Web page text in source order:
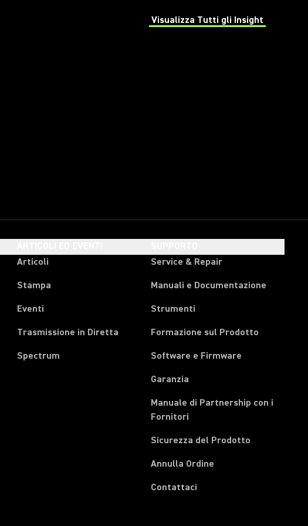
Visualizza Tutti gli Insight
(Opens in a new tab)
Articoli
Stampa
Eventi
Trasmissione in Diretta
Spectrum
Service & Repair
Manuali e Documentazione
Strumenti
Formazione sul Prodotto
Software e Firmware
Garanzia
Manuale di Partnership con i
Fornitori
Sicurezza del Prodotto
Annulla Ordine
Contattaci